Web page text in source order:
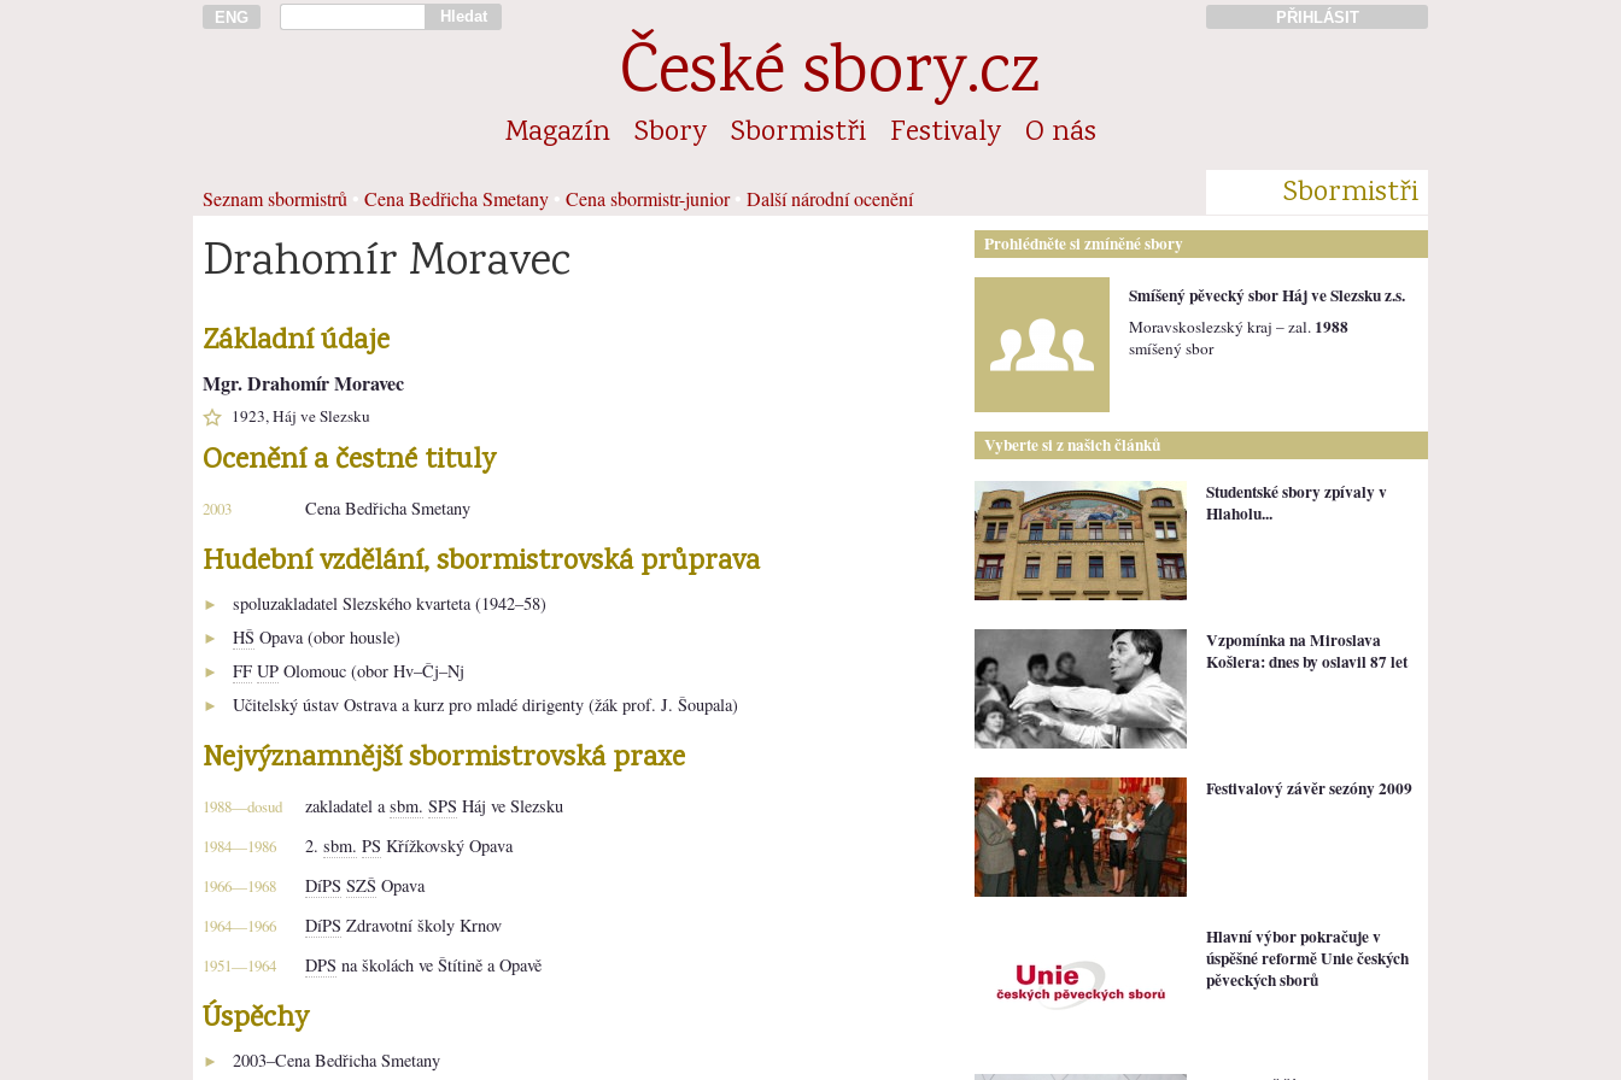
ENG Hledat PŘIHLÁSIT
České sbory.cz
Magazín Sbory Sbormistři Festivaly O nás
Seznam sbormistrů Cena Bedřicha Smetany Cena sbormistr-junior• Další národní ocenění Sbormistři
Drahomír Moravec
Základní údaje
Mgr. Drahomír Moravec
1923, Háj ve Slezsku
Ocenění a čestné tituly
2003 Cena Bedřicha Smetany
Hudební vzdělání, sbormistrovská průprava
► spoluzakladatel Slezského kvarteta (1942–58)
► HŠ Opava (obor housle)
► FF UP Olomouc (obor Hv–Čj–Nj
► Učitelský ústav Ostrava a kurz pro mladé dirigenty (žák prof. J. Šoupala)
Nejvýznamnější sbormistrovská praxe
1988—dosud zakladatel a sbm. SPS Háj ve Slezsku
1984—1986 2. sbm. PS Křížkovský Opava
1966—1968 DíPS SZŠ Opava
1964—1966 DíPS Zdravotní školy Krnov
1951—1964 DPS na školách ve Štítině a Opavě
Úspěchy
► 2003–Cena Bedřicha Smetany
Prohlédněte si zmíněné sbory
Smíšený pěvecký sbor Háj ve Slezsku z.s.
Moravskoslezský kraj – zal. 1988
smíšený sbor
Vyberte si z našich článků
Studentské sbory zpívaly v
Hlaholu...
Vzpomínka na Miroslava
Košlera: dnes by oslavil 87 let
Festivalový závěr sezóny 2009
Hlavní výbor pokračuje v
úspěšné reformě Unie českých
pěveckých sborů